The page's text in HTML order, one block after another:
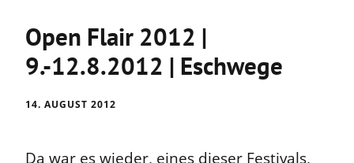
Open Flair 2012 |
9.-12.8.2012 | Eschwege
14. AUGUST 2012
Da war es wieder, eines dieser Festivals,